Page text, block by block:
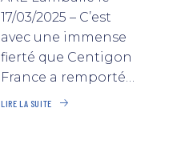
17/03/2025 – C’est
avec une immense
fierté que Centigon
France a remporté…
LIRE LA SUITE